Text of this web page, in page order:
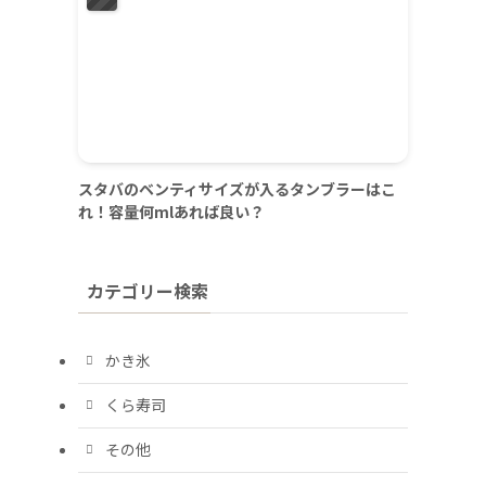
スタバのベンティサイズが入るタンブラーはこ
れ！容量何mlあれば良い？
カテゴリー検索
かき氷
くら寿司
その他